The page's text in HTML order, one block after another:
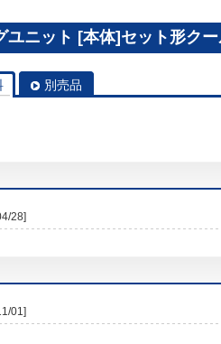
ユニット [本体]セット形ク
別売品
28]
01]